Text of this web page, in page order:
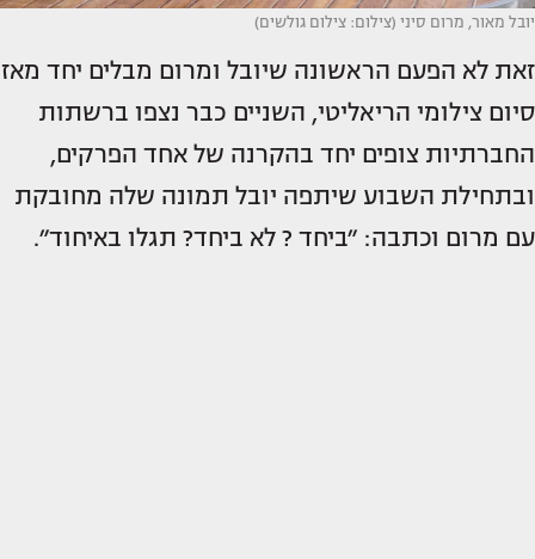
יובל מאור, מרום סיני (צילום: צילום גולשים)
זאת לא הפעם הראשונה שיובל ומרום מבלים יחד מאז
סיום צילומי הריאליטי, השניים כבר נצפו ברשתות
החברתיות צופים יחד בהקרנה של אחד הפרקים,
ובתחילת השבוע שיתפה יובל תמונה שלה מחובקת
עם מרום וכתבה: ״ביחד ? לא ביחד? תגלו באיחוד״.